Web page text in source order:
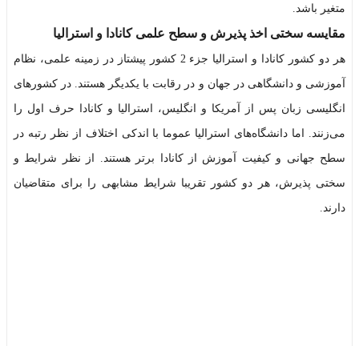
متغیر باشد.
مقایسه سختی اخذ پذیرش و سطح علمی کانادا و استرالیا
هر دو کشور کانادا و استرالیا جزء 2 کشور پیشتاز در زمینه علمی، نظام
آموزشی و دانشگاهی در جهان و در رقابت با یکدیگر هستند. در کشورهای
انگلیسی زبان پس از آمریکا و انگلیس، استرالیا و کانادا حرف اول را
می‌زنند. اما دانشگاه‌های استرالیا عموما با اندکی اختلاف از نظر رتبه در
سطح جهانی و کیفیت آموزش از کانادا برتر هستند. از نظر شرایط و
سختی پذیرش، هر دو کشور تقریبا شرایط مشابهی را برای متقاضیان
دارند.